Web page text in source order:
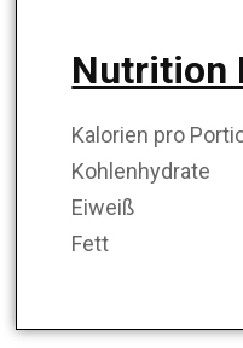
Nutrition
Kalorien pro